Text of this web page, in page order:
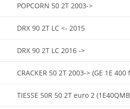
POPCORN 50 2T 2003->
DRX 90 2T LC <- 2015
DRX 90 2T LC 2016 ->
CRACKER 50 2T 2003-> (GE 1E 400
TIESSE 50R 50 2T euro 2